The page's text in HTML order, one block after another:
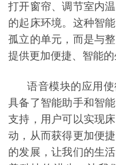
打开窗帘、调节室内
的起床环境。这种智
孤立的单元，而是与
提供更加便捷、智能的
语音模块的应用
具备了智能助手和智
支持，用户可以实现
动，从而获得更加便
的发展，让我们的生